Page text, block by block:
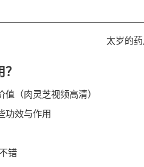
太岁的
（肉灵芝视频高清）
功效与作用
错